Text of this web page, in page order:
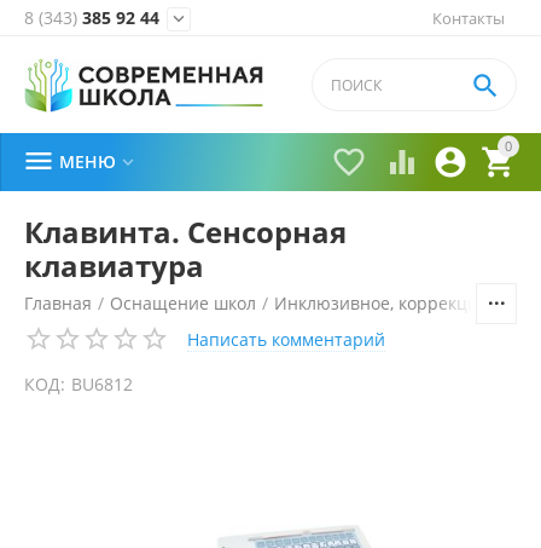
Контакты
8 (343) 385 92 44 
0


 

 МЕНЮ 
Клавинта. Сенсорная
клавиатура
Главная / Оснащение школ / Инклюзивное, коррекционное
Написать комментарий
КОД: BU6812